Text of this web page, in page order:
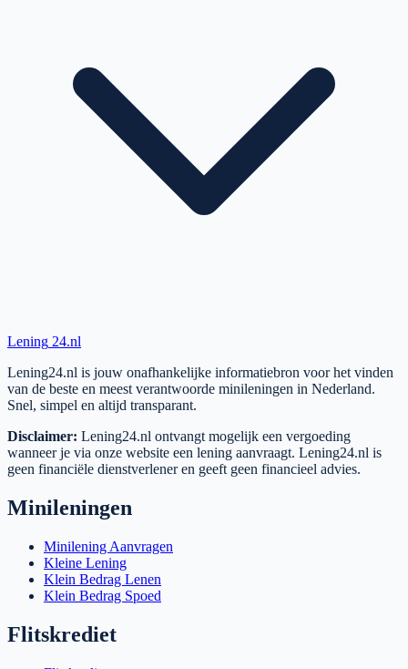
Lening 24.nl
Lening24.nl is jouw onafhankelijke informatiebron voor het vinden
van de beste en meest verantwoorde minileningen in Nederland.
Snel, simpel en altijd transparant.
Disclaimer: Lening24.nl ontvangt mogelijk een vergoeding
wanneer je via onze website een lening aanvraagt. Lening24.nl is
geen financiële dienstverlener en geeft geen financieel advies.
Minileningen
Minilening Aanvragen
Kleine Lening
Klein Bedrag Lenen
Klein Bedrag Spoed
Flitskrediet